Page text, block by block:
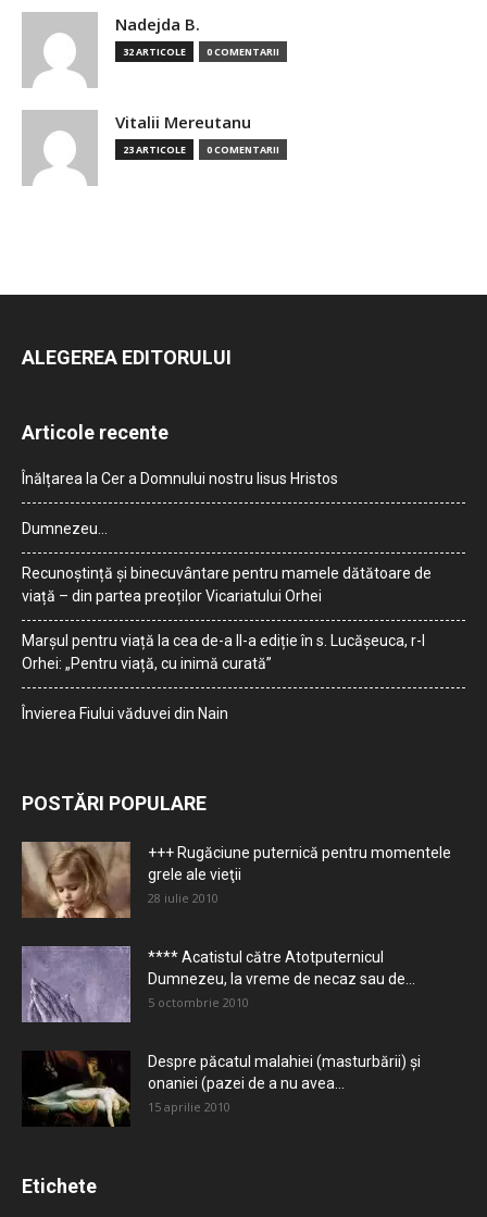
Nadejda B.
32 ARTICOLE 0 COMENTARII
Vitalii Mereutanu
23 ARTICOLE 0 COMENTARII
ALEGEREA EDITORULUI
Articole recente
Înălțarea la Cer a Domnului nostru Iisus Hristos
Dumnezeu…
Recunoștință și binecuvântare pentru mamele dătătoare de
viață – din partea preoților Vicariatului Orhei
Marșul pentru viață la cea de-a II-a ediție în s. Lucășeuca, r-l
Orhei: „Pentru viață, cu inimă curată”
Învierea Fiului văduvei din Nain
POSTĂRI POPULARE
+++ Rugăciune puternică pentru momentele
grele ale vieţii
28 iulie 2010
**** Acatistul către Atotputernicul
Dumnezeu, la vreme de necaz sau de...
5 octombrie 2010
Despre păcatul malahiei (masturbării) şi
onaniei (pazei de a nu avea...
15 aprilie 2010
Etichete